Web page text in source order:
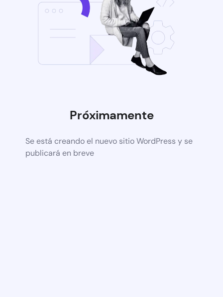
Próximamente
Se está creando el nuevo sitio WordPress y se
publicará en breve